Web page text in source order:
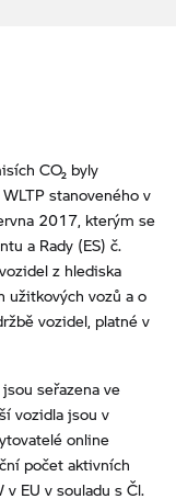
CO₂ byly
stanoveného v
2017, kterým se
a Rady (ES) č.
z hlediska
užitkových vozů a o
vozidel, platné v
seřazena ve
vozidla jsou v
online
počet aktivních
EU v souladu s Čl.